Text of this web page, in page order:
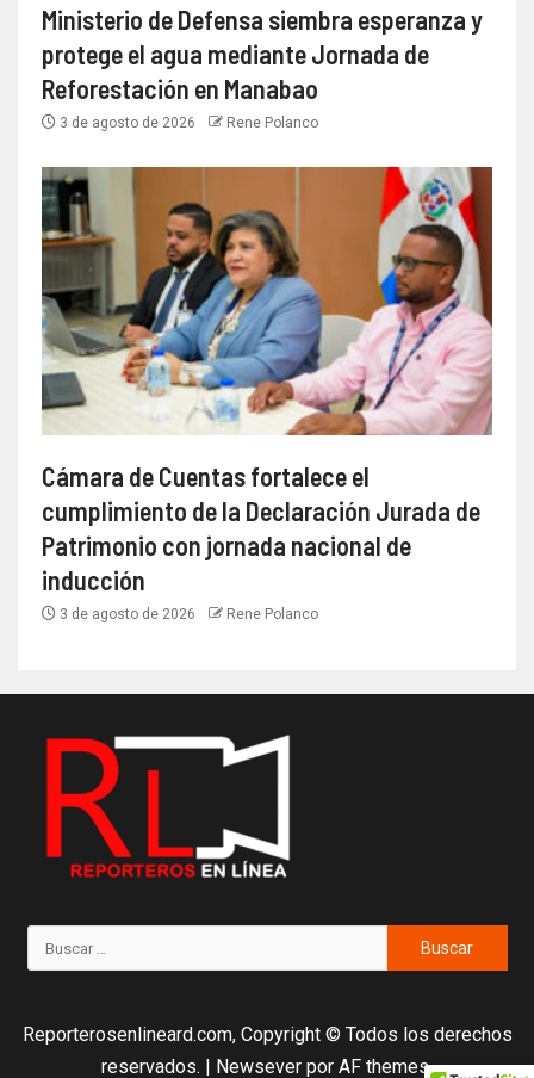
Ministerio de Defensa siembra esperanza y
protege el agua mediante Jornada de
Reforestación en Manabao
3 de agosto de 2026 Rene Polanco
Cámara de Cuentas fortalece el
cumplimiento de la Declaración Jurada de
Patrimonio con jornada nacional de
inducción
3 de agosto de 2026 Rene Polanco
Reporterosenlineard.com, Copyright © Todos los derechos
reservados. | Newsever por AF themes.